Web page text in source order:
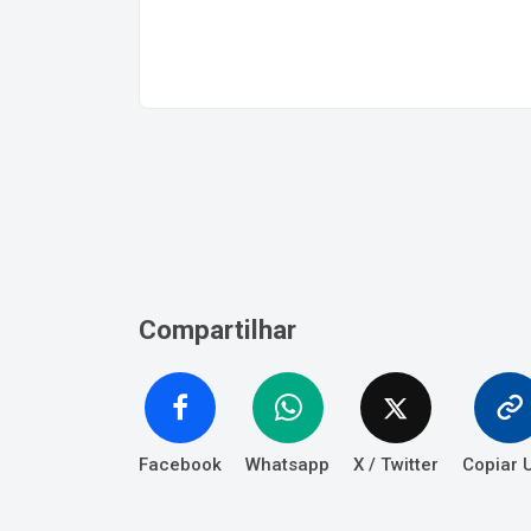
Compartilhar
Facebook Whatsapp X / Twitter Copiar